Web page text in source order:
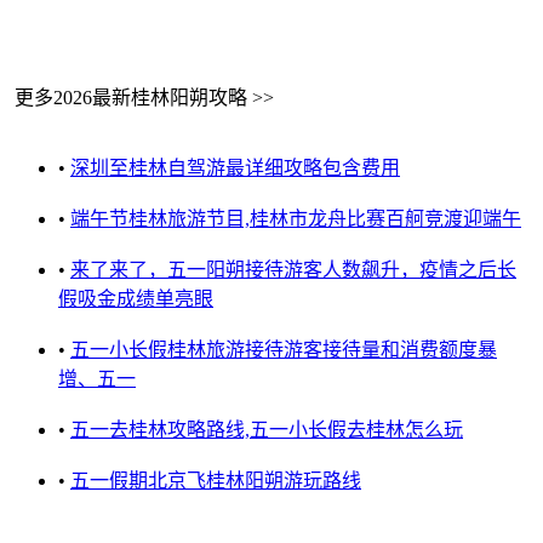
更多2026最新桂林阳朔攻略 >>
• 深圳至桂林自驾游最详细攻略包含费用
• 端午节桂林旅游节目,桂林市龙舟比赛百舸竞渡迎端午
• 来了来了，五一阳朔接待游客人数飙升，疫情之后长
假吸金成绩单亮眼
• 五一小长假桂林旅游接待游客接待量和消费额度暴
增、五一
• 五一去桂林攻略路线,五一小长假去桂林怎么玩
• 五一假期北京飞桂林阳朔游玩路线